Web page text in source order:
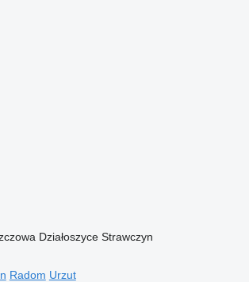
Działoszyce Strawczyn
Radom Urzut